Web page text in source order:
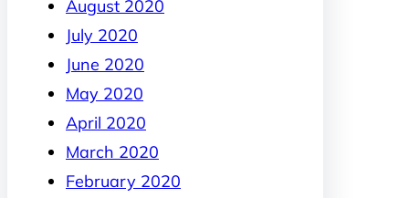
August 2020
July 2020
June 2020
May 2020
April 2020
March 2020
February 2020